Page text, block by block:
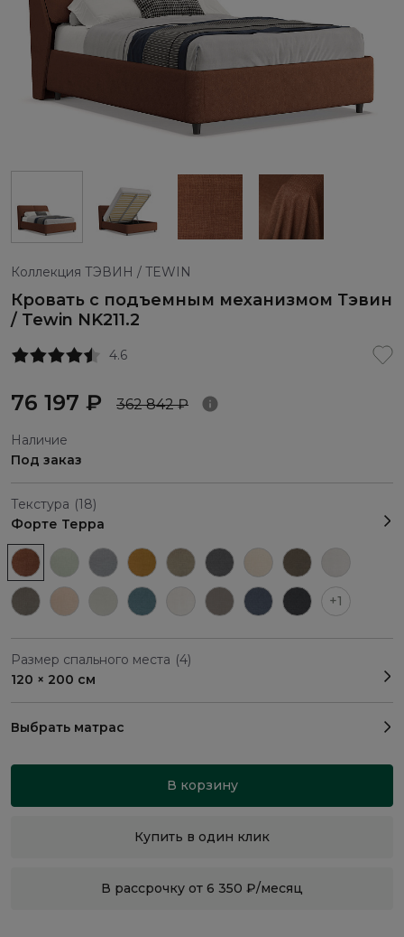
Коллекция ТЭВИН / TEWIN
Кровать с подъемным механизмом Тэвин
/ Tewin NK211.2
4.6
76 197 ₽ 362 842 ₽
Наличие
Под заказ
Текстура (18)
Форте Терра
+1
Размер спального места (4)
120 × 200 см
Выбрать матрас
В корзину
Купить в один клик
В рассрочку от 6 350 ₽/месяц